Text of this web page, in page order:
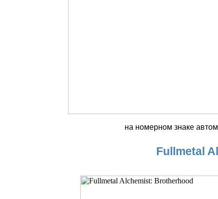
на номерном знаке
Fullmetal